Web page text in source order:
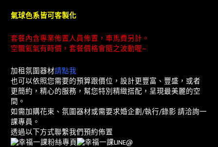
氣球色系皆可客製化
套餐內含專業佈置人員佈置，車馬費另計。
空飄氦氣有時價，套餐價格會隨之波動喔~
加租氛圍器材請點我
也可以依照您需要的預算跟價位，設計更豐富、豐盛，或者
更簡約，精心的服務，幫您特別精緻搭配，呈現最美麗的空
間。
如需加購花束、氛圍器材或需要求婚企劃/執行/錄影 請洽詢一
課專員。
透過以下方式聯繫我們預約佈置